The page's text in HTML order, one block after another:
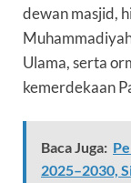
dewan masjid,
Ulama, serta
kemerdekaan
Baca Juga:
2025–2030,